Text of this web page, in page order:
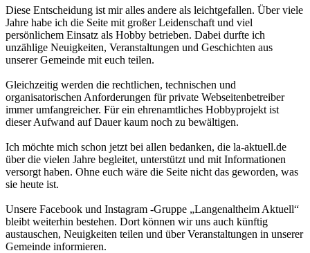
Diese Entscheidung ist mir alles andere als leichtgefallen. Über viele
Jahre habe ich die Seite mit großer Leidenschaft und viel
persönlichem Einsatz als Hobby betrieben. Dabei durfte ich
unzählige Neuigkeiten, Veranstaltungen und Geschichten aus
unserer Gemeinde mit euch teilen.
Gleichzeitig werden die rechtlichen, technischen und
organisatorischen Anforderungen für private Webseitenbetreiber
immer umfangreicher. Für ein ehrenamtliches Hobbyprojekt ist
dieser Aufwand auf Dauer kaum noch zu bewältigen.
Ich möchte mich schon jetzt bei allen bedanken, die la-aktuell.de
über die vielen Jahre begleitet, unterstützt und mit Informationen
versorgt haben. Ohne euch wäre die Seite nicht das geworden, was
sie heute ist.
Unsere Facebook und Instagram -Gruppe „Langenaltheim Aktuell“
bleibt weiterhin bestehen. Dort können wir uns auch künftig
austauschen, Neuigkeiten teilen und über Veranstaltungen in unserer
Gemeinde informieren.